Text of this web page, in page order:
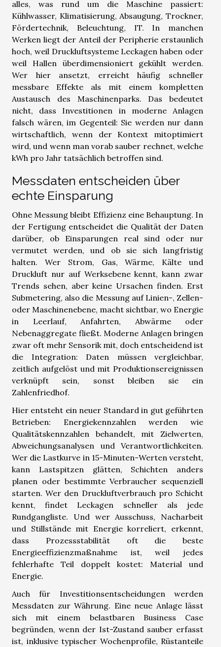
alles, was rund um die Maschine passiert:
Kühlwasser, Klimatisierung, Absaugung, Trockner,
Fördertechnik, Beleuchtung, IT. In manchen
Werken liegt der Anteil der Peripherie erstaunlich
hoch, weil Druckluftsysteme Leckagen haben oder
weil Hallen überdimensioniert gekühlt werden.
Wer hier ansetzt, erreicht häufig schneller
messbare Effekte als mit einem kompletten
Austausch des Maschinenparks. Das bedeutet
nicht, dass Investitionen in moderne Anlagen
falsch wären, im Gegenteil: Sie werden nur dann
wirtschaftlich, wenn der Kontext mitoptimiert
wird, und wenn man vorab sauber rechnet, welche
kWh pro Jahr tatsächlich betroffen sind.
Messdaten entscheiden über
echte Einsparung
Ohne Messung bleibt Effizienz eine Behauptung. In
der Fertigung entscheidet die Qualität der Daten
darüber, ob Einsparungen real sind oder nur
vermutet werden, und ob sie sich langfristig
halten. Wer Strom, Gas, Wärme, Kälte und
Druckluft nur auf Werksebene kennt, kann zwar
Trends sehen, aber keine Ursachen finden. Erst
Submetering, also die Messung auf Linien-, Zellen-
oder Maschinenebene, macht sichtbar, wo Energie
in Leerlauf, Anfahrten, Abwärme oder
Nebenaggregate fließt. Moderne Anlagen bringen
zwar oft mehr Sensorik mit, doch entscheidend ist
die Integration: Daten müssen vergleichbar,
zeitlich aufgelöst und mit Produktionsereignissen
verknüpft sein, sonst bleiben sie ein
Zahlenfriedhof.
Hier entsteht ein neuer Standard in gut geführten
Betrieben: Energiekennzahlen werden wie
Qualitätskennzahlen behandelt, mit Zielwerten,
Abweichungsanalysen und Verantwortlichkeiten.
Wer die Lastkurve in 15-Minuten-Werten versteht,
kann Lastspitzen glätten, Schichten anders
planen oder bestimmte Verbraucher sequenziell
starten. Wer den Druckluftverbrauch pro Schicht
kennt, findet Leckagen schneller als jede
Rundgangliste. Und wer Ausschuss, Nacharbeit
und Stillstände mit Energie korreliert, erkennt,
dass Prozessstabilität oft die beste
Energieeffizienzmaßnahme ist, weil jedes
fehlerhafte Teil doppelt kostet: Material und
Energie.
Auch für Investitionsentscheidungen werden
Messdaten zur Währung. Eine neue Anlage lässt
sich mit einem belastbaren Business Case
begründen, wenn der Ist-Zustand sauber erfasst
ist, inklusive typischer Wochenprofile, Rüstanteile